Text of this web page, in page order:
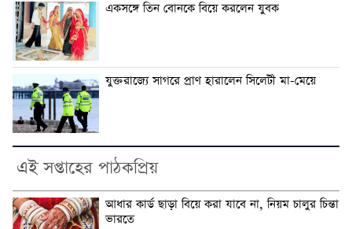
একসঙ্গে তিন বোনকে বিয়ে করলেন যুবক
যুক্তরাজ্যে সাগরে প্রাণ হারালেন সিলেটী মা-মেয়ে
এই সপ্তাহের পাঠকপ্রিয়
আধার কার্ড ছাড়া বিয়ে করা যাবে না, নিয়ম চালুর চিন্তা
ভারতে